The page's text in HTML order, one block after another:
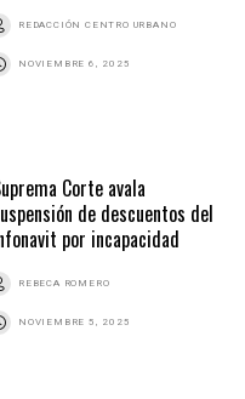
REDACCIÓN CENTRO URBANO
NOVIEMBRE 6, 2025
Corte avala
de descuentos del
por incapacidad
REBECA ROMERO
NOVIEMBRE 5, 2025